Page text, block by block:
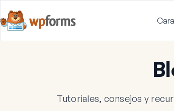
Tutoriales, consejos y